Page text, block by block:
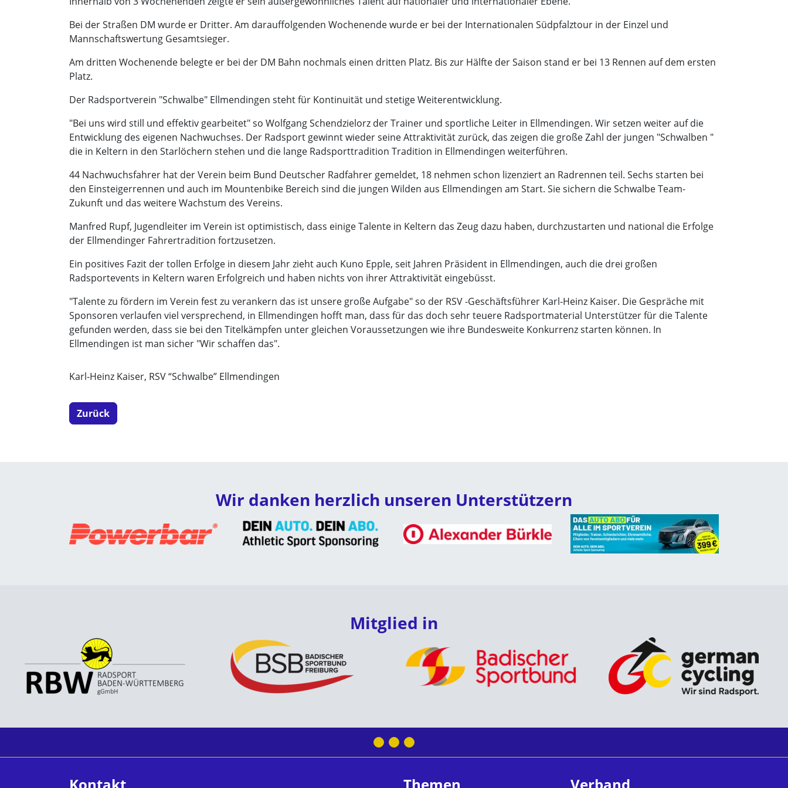
Bei der Straßen DM wurde er Dritter. Am darauffolgenden Wochenende wurde er bei der Internationalen Südpfalztour in der Einzel und
Mannschaftswertung Gesamtsieger.
Am dritten Wochenende belegte er bei der DM Bahn nochmals einen dritten Platz. Bis zur Hälfte der Saison stand er bei 13 Rennen auf dem ersten
Platz.
Der Radsportverein "Schwalbe" Ellmendingen steht für Kontinuität und stetige Weiterentwicklung.
"Bei uns wird still und effektiv gearbeitet" so Wolfgang Schendzielorz der Trainer und sportliche Leiter in Ellmendingen. Wir setzen weiter auf die
Entwicklung des eigenen Nachwuchses. Der Radsport gewinnt wieder seine Attraktivität zurück, das zeigen die große Zahl der jungen "Schwalben "
die in Keltern in den Starlöchern stehen und die lange Radsporttradition Tradition in Ellmendingen weiterführen.
44 Nachwuchsfahrer hat der Verein beim Bund Deutscher Radfahrer gemeldet, 18 nehmen schon lizenziert an Radrennen teil. Sechs starten bei
den Einsteigerrennen und auch im Mountenbike Bereich sind die jungen Wilden aus Ellmendingen am Start. Sie sichern die Schwalbe Team-
Zukunft und das weitere Wachstum des Vereins.
Manfred Rupf, Jugendleiter im Verein ist optimistisch, dass einige Talente in Keltern das Zeug dazu haben, durchzustarten und national die Erfolge
der Ellmendinger Fahrertradition fortzusetzen.
Ein positives Fazit der tollen Erfolge in diesem Jahr zieht auch Kuno Epple, seit Jahren Präsident in Ellmendingen, auch die drei großen
Radsportevents in Keltern waren Erfolgreich und haben nichts von ihrer Attraktivität eingebüsst.
"Talente zu fördern im Verein fest zu verankern das ist unsere große Aufgabe" so der RSV -Geschäftsführer Karl-Heinz Kaiser. Die Gespräche mit
Sponsoren verlaufen viel versprechend, in Ellmendingen hofft man, dass für das doch sehr teuere Radsportmaterial Unterstützer für die Talente
gefunden werden, dass sie bei den Titelkämpfen unter gleichen Voraussetzungen wie ihre Bundesweite Konkurrenz starten können. In
Ellmendingen ist man sicher "Wir schaffen das".
Karl-Heinz Kaiser, RSV “Schwalbe” Ellmendingen
Zurück
Wir danken herzlich unseren Unterstützern
Mitglied in